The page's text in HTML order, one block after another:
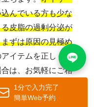
んでいる方も少な
皮脂の過剰分泌が
ずは原因の見極め
アイテムを正しく活
は、お気軽にご相
状態に合わせた治
」
1分で入力完了
簡単Web予約